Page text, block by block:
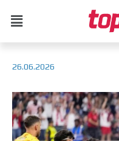
26.06.2026